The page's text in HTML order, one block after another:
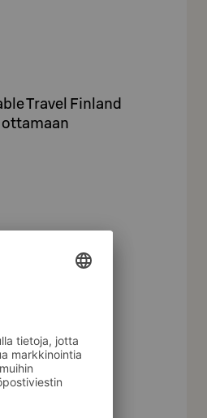
Travel Finland